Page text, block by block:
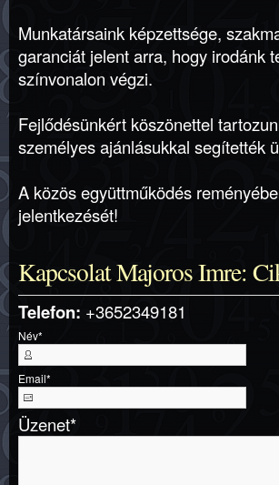
Munkatársaink képzettsége,
garanciát jelent arra, hogy irodánk
színvonalon végzi.
Fejlődésünkért köszönettel
személyes ajánlásukkal segítették
A közös együttműködés
jelentkezését!
Kapcsolat Majoros Imre:
Telefon: +3652349181
Név*
Email*
Üzenet*